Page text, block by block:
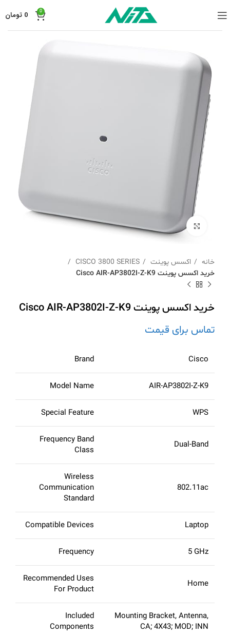
0
0 تومان
برای بزرگنمایی کلیک کنید
خانه اکسس پوینت
CISCO 3800 SERIES
خرید اکسس پوینت Cisco AIR-AP3802I-Z-K9
خرید اکسس پوینت Cisco AIR-AP3802I-Z-K9
تماس برای قیمت
Brand Cisco
Model Name AIR-AP3802I-Z-K9
Special Feature WPS
Frequency Band
Class
Dual-Band
Wireless
Communication
Standard
802.11ac
Compatible Devices Laptop
Frequency 5 GHz
Recommended Uses
For Product
Home
Included
Components
Mounting Bracket, Antenna,
CA; 4X43; MOD; INN